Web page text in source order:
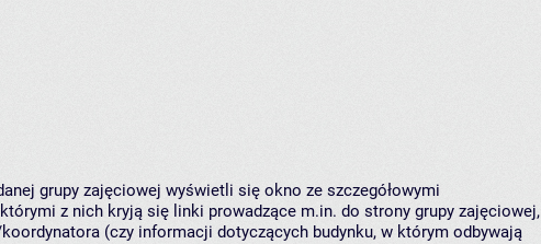
grupy zajęciowej wyświetli się okno ze szczegółowymi
z nich kryją się linki prowadzące m.in. do strony grupy zajęciowej,
(czy informacji dotyczących budynku, w którym odbywają